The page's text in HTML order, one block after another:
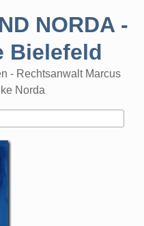
NORDA -
Bielefeld
- Rechtsanwalt Marcus
Norda